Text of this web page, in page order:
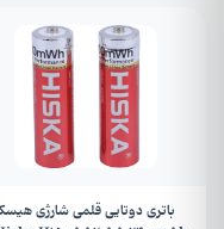
باتری دوتایی قلمی شارژی